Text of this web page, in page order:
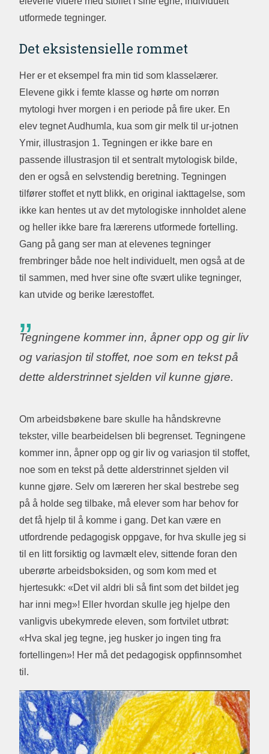
utformede tegninger.
Det eksistensielle rommet
Her er et eksempel fra min tid som klasselærer.
Elevene gikk i femte klasse og hørte om norrøn
mytologi hver morgen i en periode på fire uker. En
elev tegnet Audhumla, kua som gir melk til ur-jotnen
Ymir, illustrasjon 1. Tegningen er ikke bare en
passende illustrasjon til et sentralt mytologisk bilde,
den er også en selvstendig beretning. Tegningen
tilfører stoffet et nytt blikk, en original iakttagelse, som
ikke kan hentes ut av det mytologiske innholdet alene
og heller ikke bare fra lærerens utformede fortelling.
Gang på gang ser man at elevenes tegninger
frembringer både noe helt individuelt, men også at de
til sammen, med hver sine ofte svært ulike tegninger,
kan utvide og berike lærestoffet.
Tegningene kommer inn, åpner opp og gir liv
og variasjon til stoffet, noe som en tekst på
dette alderstrinnet sjelden vil kunne gjøre.
Om arbeidsbøkene bare skulle ha håndskrevne
tekster, ville bearbeidelsen bli begrenset. Tegningene
kommer inn, åpner opp og gir liv og variasjon til stoffet,
noe som en tekst på dette alderstrinnet sjelden vil
kunne gjøre. Selv om læreren her skal bestrebe seg
på å holde seg tilbake, må elever som har behov for
det få hjelp til å komme i gang. Det kan være en
utfordrende pedagogisk oppgave, for hva skulle jeg si
til en litt forsiktig og lavmælt elev, sittende foran den
uberørte arbeidsboksiden, og som kom med et
hjertesukk: «Det vil aldri bli så fint som det bildet jeg
har inni meg»! Eller hvordan skulle jeg hjelpe den
vanligvis ubekymrede eleven, som fortvilet utbrøt:
«Hva skal jeg tegne, jeg husker jo ingen ting fra
fortellingen»! Her må det pedagogisk oppfinnsomhet
til.